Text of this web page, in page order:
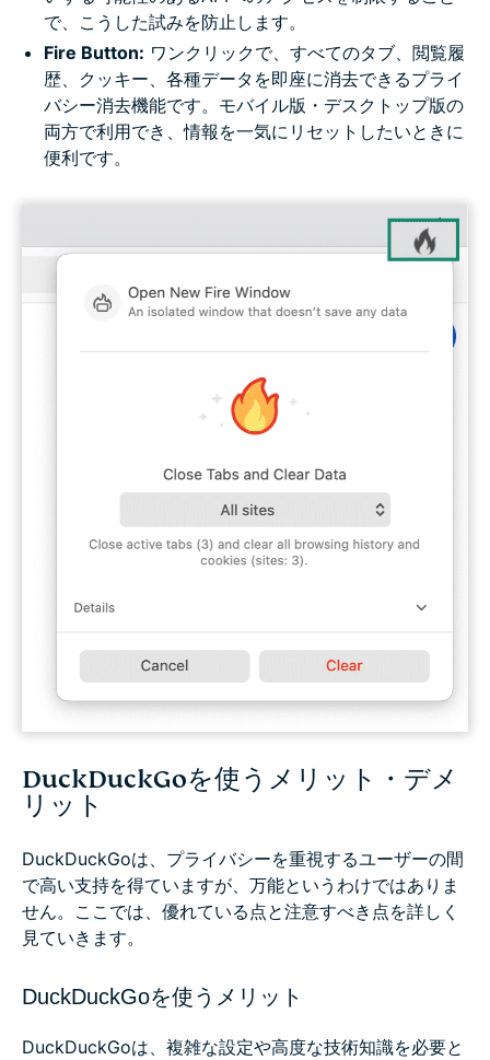
で、こうした試みを防止します。
Fire Button: ワンクリックで、すべてのタブ、閲覧履
歴、クッキー、各種データを即座に消去できるプライ
バシー消去機能です。モバイル版・デスクトップ版の
両方で利用でき、情報を一気にリセットしたいときに
便利です。
DuckDuckGoを使うメリット・デメ
リット
DuckDuckGoは、プライバシーを重視するユーザーの間
で高い支持を得ていますが、万能というわけではありま
せん。ここでは、優れている点と注意すべき点を詳しく
見ていきます。
DuckDuckGoを使うメリット
DuckDuckGoは、複雑な設定や高度な技術知識を必要と